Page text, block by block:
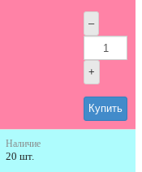
–
+
Купить
Наличие
20 шт.